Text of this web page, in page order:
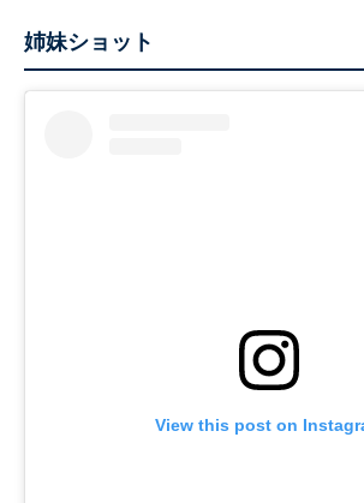
姉妹ショット
View this post on